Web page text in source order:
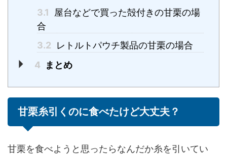
3.1
屋台などで買った殻付きの甘栗の場
合
3.2
レトルトパウチ製品の甘栗の場合
4
まとめ
甘栗糸引くのに食べたけど大丈夫？
甘栗を食べようと思ったらなんだか糸を引いてい